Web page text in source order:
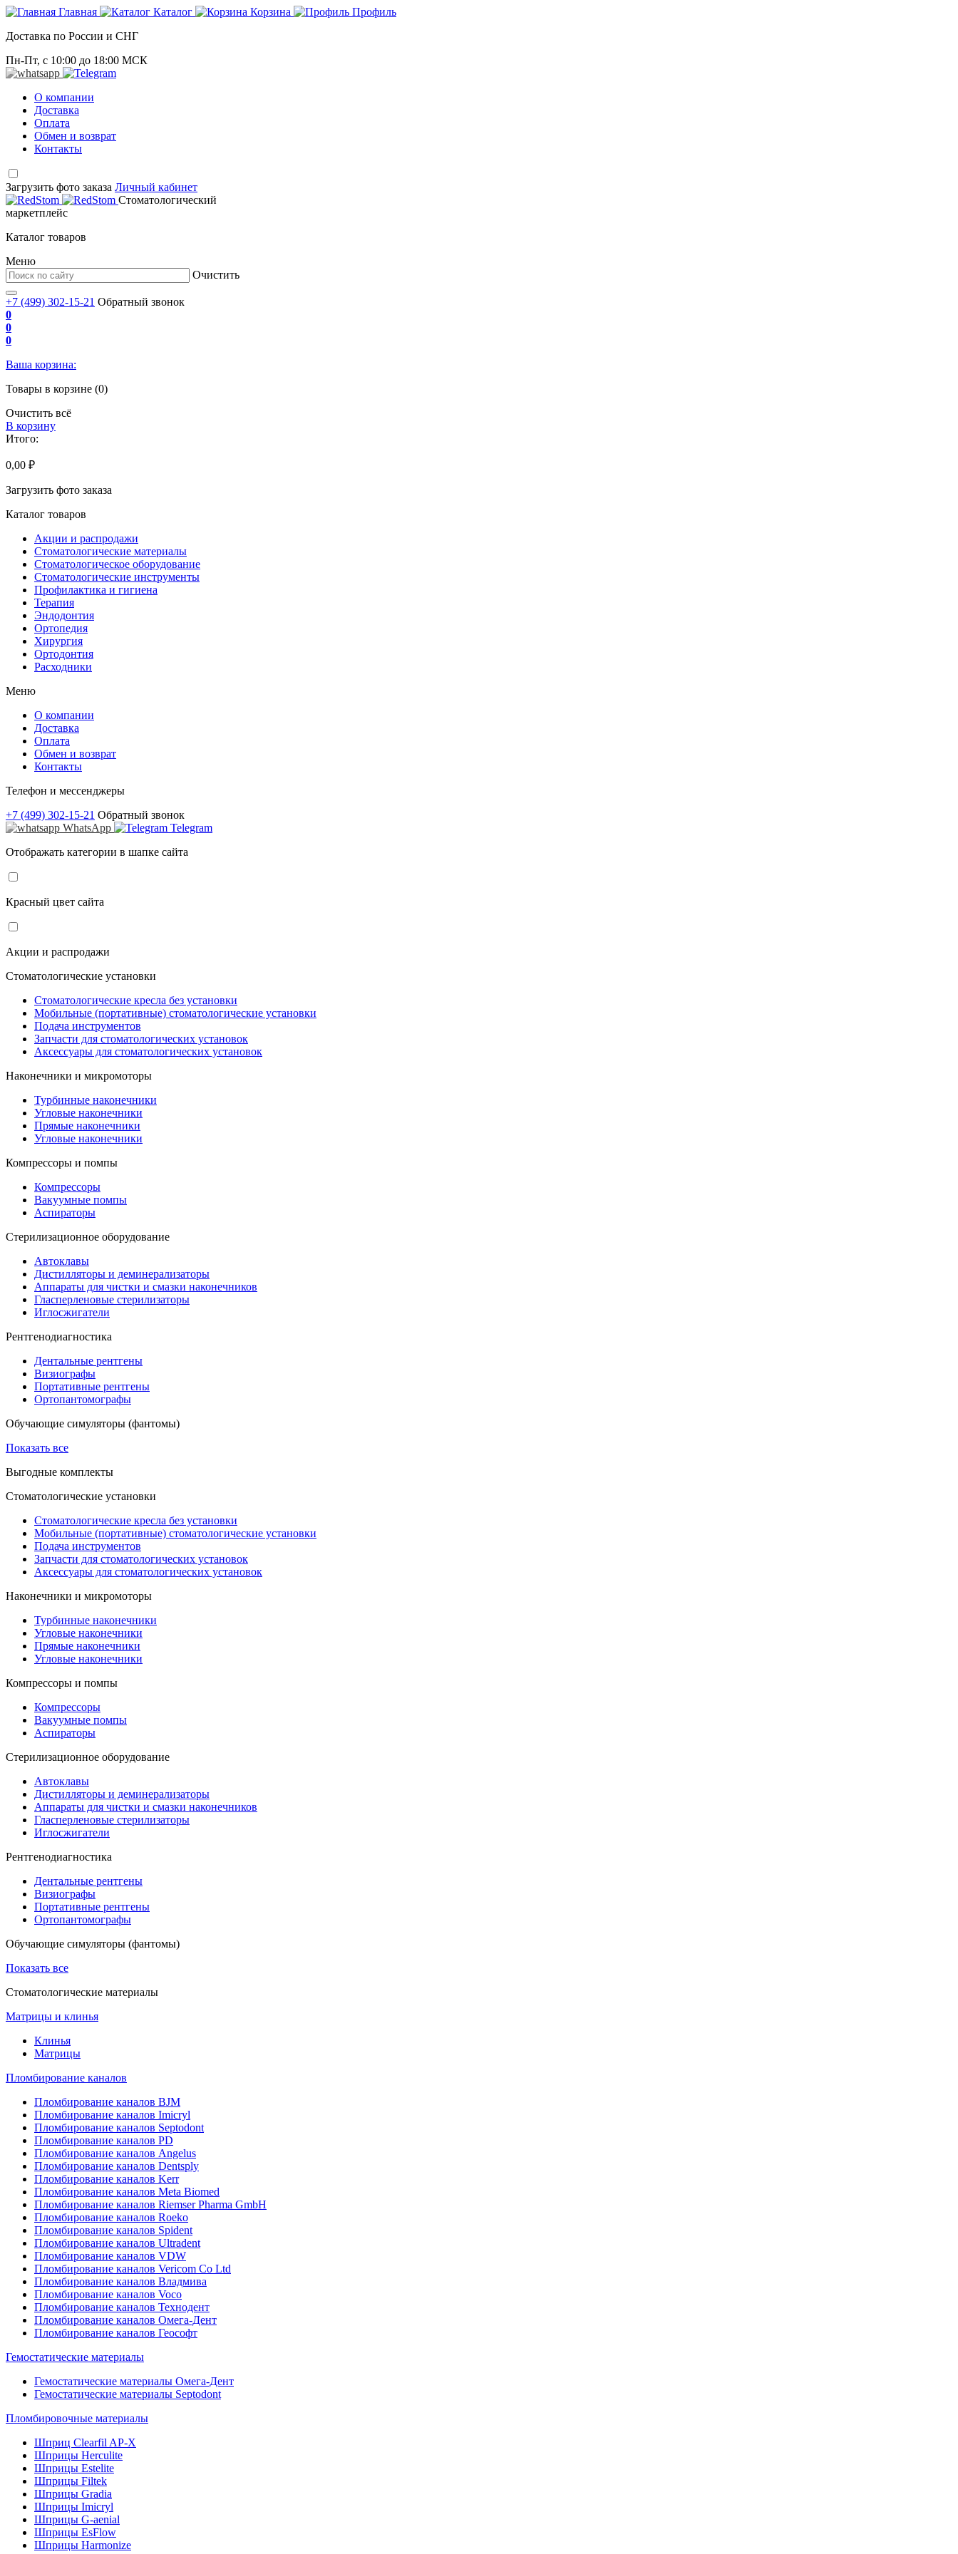
Главная Каталог Корзина
Профиль
Доставка по России и СНГ
Пн-Пт, с 10:00 до 18:00 МСК
О компании
Доставка
Оплата
Обмен и возврат
Контакты
Загрузить фото заказа Личный кабинет
Стоматологический
маркетплейс
Каталог товаров
Меню
Очистить
+7 (499) 302-15-21 Обратный звонок
0
0
0
Ваша корзина:
Товары в корзине (0)
Очистить всё
В корзину
Итого:
0,00 ₽
Загрузить фото заказа
Каталог товаров
Акции и распродажи
Стоматологические материалы
Стоматологическое оборудование
Стоматологические инструменты
Профилактика и гигиена
Терапия
Эндодонтия
Ортопедия
Хирургия
Ортодонтия
Расходники
Меню
О компании
Доставка
Оплата
Обмен и возврат
Контакты
Телефон и мессенджеры
+7 (499) 302-15-21 Обратный звонок
WhatsApp
Telegram
Отображать категории в шапке сайта
Красный цвет сайта
Акции и распродажи
Стоматологические установки
Стоматологические кресла без установки
Мобильные (портативные) стоматологические установки
Подача инструментов
Запчасти для стоматологических установок
Аксессуары для стоматологических установок
Наконечники и микромоторы
Турбинные наконечники
Угловые наконечники
Прямые наконечники
Угловые наконечники
Компрессоры и помпы
Компрессоры
Вакуумные помпы
Аспираторы
Стерилизационное оборудование
Автоклавы
Дистилляторы и деминерализаторы
Аппараты для чистки и смазки наконечников
Гласперленовые стерилизаторы
Иглосжигатели
Рентгенодиагностика
Дентальные рентгены
Визиографы
Портативные рентгены
Ортопантомографы
Обучающие симуляторы (фантомы)
Показать все
Выгодные комплекты
Стоматологические установки
Стоматологические кресла без установки
Мобильные (портативные) стоматологические установки
Подача инструментов
Запчасти для стоматологических установок
Аксессуары для стоматологических установок
Наконечники и микромоторы
Турбинные наконечники
Угловые наконечники
Прямые наконечники
Угловые наконечники
Компрессоры и помпы
Компрессоры
Вакуумные помпы
Аспираторы
Стерилизационное оборудование
Автоклавы
Дистилляторы и деминерализаторы
Аппараты для чистки и смазки наконечников
Гласперленовые стерилизаторы
Иглосжигатели
Рентгенодиагностика
Дентальные рентгены
Визиографы
Портативные рентгены
Ортопантомографы
Обучающие симуляторы (фантомы)
Показать все
Стоматологические материалы
Матрицы и клинья
Клинья
Матрицы
Пломбирование каналов
Пломбирование каналов BJM
Пломбирование каналов Imicryl
Пломбирование каналов Septodont
Пломбирование каналов PD
Пломбирование каналов Angelus
Пломбирование каналов Dentsply
Пломбирование каналов Kerr
Пломбирование каналов Meta Biomed
Пломбирование каналов Riemser Pharma GmbH
Пломбирование каналов Roeko
Пломбирование каналов Spident
Пломбирование каналов Ultradent
Пломбирование каналов VDW
Пломбирование каналов Vericom Co Ltd
Пломбирование каналов Владмива
Пломбирование каналов Voco
Пломбирование каналов Технодент
Пломбирование каналов Омега-Дент
Пломбирование каналов Геософт
Гемостатические материалы
Гемостатические материалы Омега-Дент
Гемостатические материалы Septodont
Пломбировочные материалы
Шприц Clearfil AP-X
Шприцы Herculite
Шприцы Estelite
Шприцы Filtek
Шприцы Gradia
Шприцы Imicryl
Шприцы G-aenial
Шприцы EsFlow
Шприцы Harmonize